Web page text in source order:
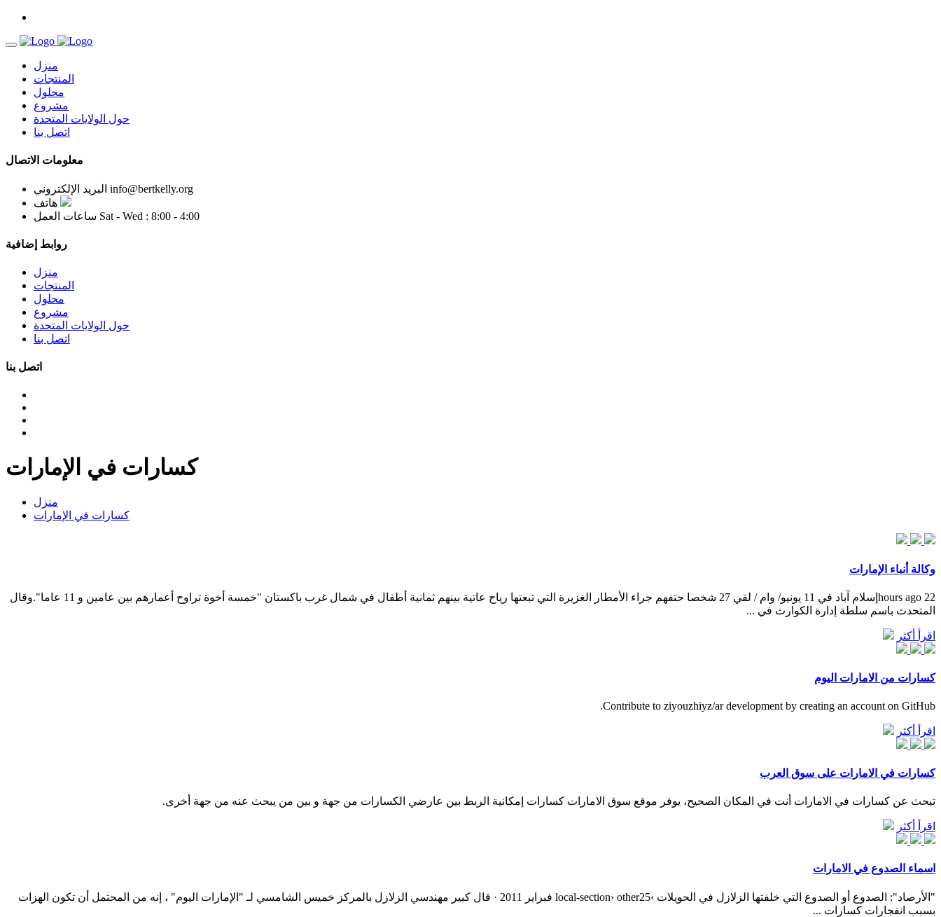
منزل
المنتجات
محلول
مشروع
حول الولايات المتحدة
اتصل بنا
معلومات الاتصال
البريد الإلكتروني info@bertkelly.org
هاتف
ساعات العمل Sat - Wed : 8:00 - 4:00
روابط إضافية
منزل
المنتجات
محلول
مشروع
حول الولايات المتحدة
اتصل بنا
اتصل بنا
كسارات في الإمارات
منزل
كسارات في الإمارات
وكالة أنباء الإمارات
22 hours agoإسلام آباد في 11 يونيو/ وام / لقي 27 شخصا حتفهم جراء الأمطار الغزيرة التي تبعتها رياح عاتية بينهم ثمانية أطفال في شمال غرب باكستان "خمسة أخوة تراوح أعمارهم بين عامين و 11 عاما".وقال
المتحدث باسم سلطة إدارة الكوارث في ...
اقرأ أكثر
كسارات من الامارات اليوم
Contribute to ziyouzhiyz/ar development by creating an account on GitHub.
اقرأ أكثر
كسارات في الامارات على سوق العرب
تبحث عن كسارات في الامارات أنت في المكان الصحيح، يوفر موقع سوق الامارات كسارات إمكانية الربط بين عارضي الكسارات من جهة و بين من يبحث عنه من جهة أخرى.
اقرأ أكثر
اسماء الصدوع في الامارات
"الأرصاد": الصدوع أو الصدوع التي خلفتها الزلازل في الحويلات ›local-section› other25 فبراير 2011 · قال كبير مهندسي الزلازل بالمركز خميس الشامسي لـ "الإمارات اليوم" ، إنه من المحتمل أن تكون الهزات
بسبب انفجارات كسارات ...